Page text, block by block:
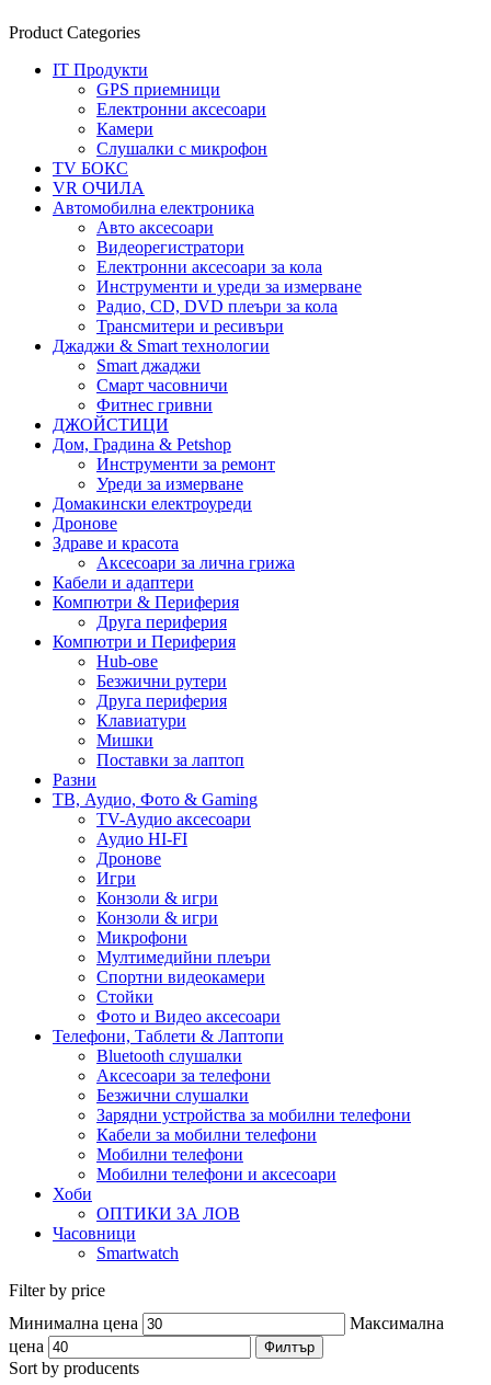
Product Categories
IT Продукти
GPS приемници
Електронни аксесоари
Камери
Слушалки с микрофон
TV БОКС
VR ОЧИЛА
Автомобилна електроника
Авто аксесоари
Видеорегистратори
Електронни аксесоари за кола
Инструменти и уреди за измерване
Радио, CD, DVD плеъри за кола
Трансмитери и ресивъри
Джаджи & Smart технологии
Smart джаджи
Смарт часовничи
Фитнес гривни
ДЖОЙСТИЦИ
Дом, Градина & Petshop
Инструменти за ремонт
Уреди за измерване
Домакински електроуреди
Дронове
Здраве и красота
Аксесоари за лична грижа
Кабели и адаптери
Компютри & Периферия
Друга периферия
Компютри и Периферия
Hub-ове
Безжични рутери
Друга периферия
Клавиатури
Мишки
Поставки за лаптоп
Разни
ТВ, Аудио, Фото & Gaming
TV-Аудио аксесоари
Аудио HI-FI
Дронове
Игри
Конзоли & игри
Конзоли & игри
Микрофони
Мултимедийни плеъри
Спортни видеокамери
Стойки
Фото и Видео аксесоари
Телефони, Таблети & Лаптопи
Bluetooth слушалки
Аксесоари за телефони
Безжични слушалки
Зарядни устройства за мобилни телефони
Кабели за мобилни телефони
Мобилни телефони
Мобилни телефони и аксесоари
Хоби
ОПТИКИ ЗА ЛОВ
Часовници
Smartwatch
Filter by price
Минимална цена
Максимална
цена
Филтър
Sort by producents